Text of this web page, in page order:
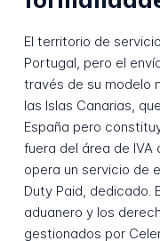
El territorio de
Portugal, pero el
través de su modelo
las Islas Canarias,
España pero
fuera del área de IVA
opera un servicio de
Duty Paid, dedicado.
aduanero y los
gestionados por